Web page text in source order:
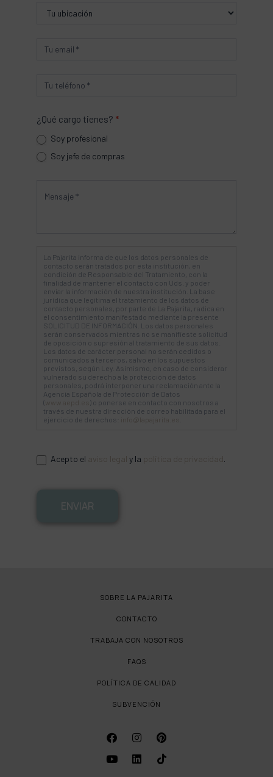
¿Qué cargo tienes? *
Soy profesional
Soy jefe de compras
La Pajarita informa de que los datos personales de
contacto serán tratados por esta institución, en
condición de Responsable del Tratamiento, con la
finalidad de mantener el contacto con Uds. y poder
enviar la información de nuestra institución. La base
jurídica que legitima el tratamiento de los datos de
contacto personales, por parte de La Pajarita, radica en
el consentimiento manifestado mediante la presente
SOLICITUD DE INFORMACIÓN. Los datos personales
serán conservados mientras no se manifieste solicitud
de oposición o supresión al tratamiento de sus datos.
Los datos de carácter personal no serán cedidos o
comunicados a terceros, salvo en los supuestos
previstos, según Ley. Asimismo, en caso de considerar
vulnerado su derecho a la protección de datos
personales, podrá interponer una reclamación ante la
Agencia Española de Protección de Datos
(
) o ponerse en contacto con nosotros a
través de nuestra dirección de correo habilitada para el
ejercicio de derechos:
Acepto el y la .
ENVIAR
SOBRE LA PAJARITA
CONTACTO
TRABAJA CON NOSOTROS
FAQS
POLÍTICA DE CALIDAD
SUBVENCIÓN